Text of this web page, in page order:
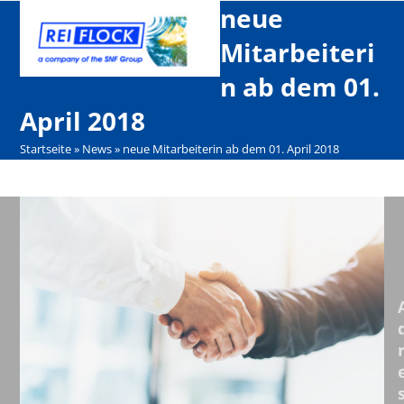
content
Open
mobile
menu
Close
mobile
menu
neue
Mitarbeiteri
n ab dem 01.
April 2018
Startseite» News» neue Mitarbeiterin ab dem 01. April 2018
r